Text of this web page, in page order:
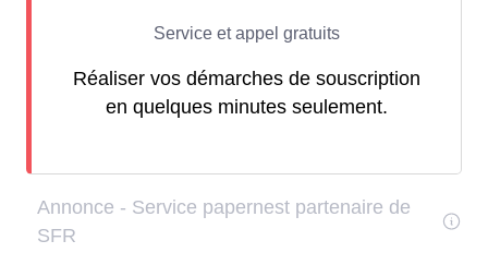
Réaliser vos démarches de souscription
en quelques minutes seulement.